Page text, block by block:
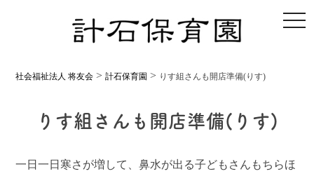
社会福祉法人 将友会 >計石保育園 > りす組さんも開店準備(りす)
りす組さんも開店準備(りす)
一日一日寒さが増して、鼻水が出る子どもさんもちらほ